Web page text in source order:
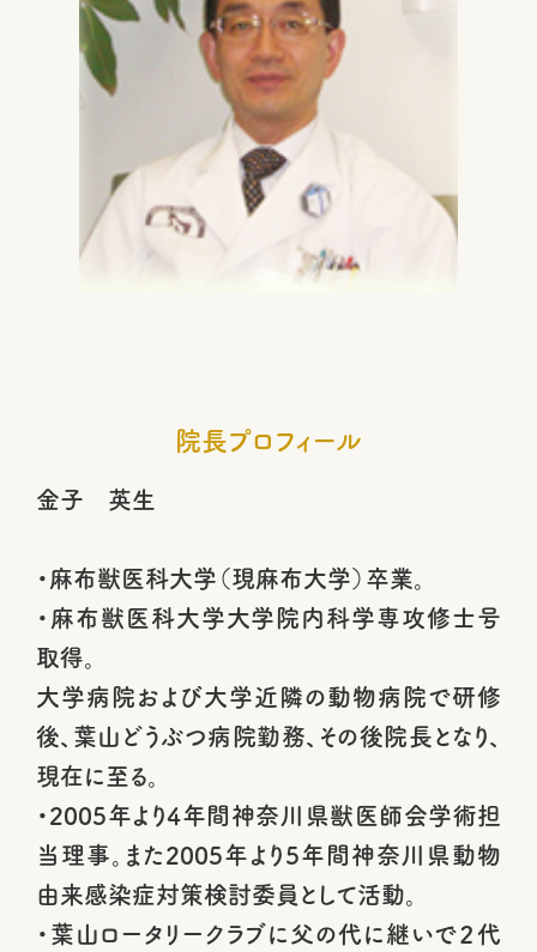
院長プロフィール
金子 英生
・麻布獣医科大学（現麻布大学）卒業。
・麻布獣医科大学大学院内科学専攻修士号
取得。
大学病院および大学近隣の動物病院で研修
後、葉山どうぶつ病院勤務、その後院長となり、
現在に至る。
・2005年より4年間神奈川県獣医師会学術担
当理事。また2005年より5年間神奈川県動物
由来感染症対策検討委員として活動。
・葉山ロータリークラブに父の代に継いで２代